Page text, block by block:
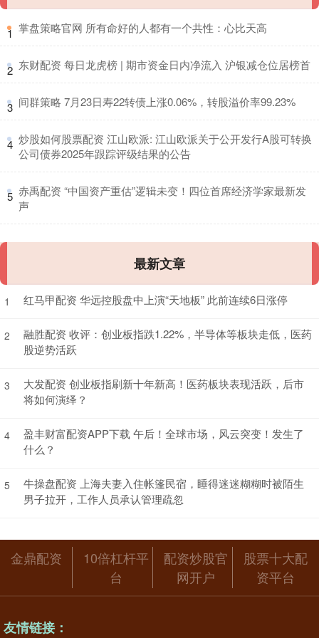
1 ​掌盘策略官网 所有命好的人都有一个共性：心比天高
2 ​东财配资 每日龙虎榜 | 期市资金日内净流入 沪银减仓位居榜首
3 ​间群策略 7月23日寿22转债上涨0.06%，转股溢价率99.23%
4 ​炒股如何股票配资 江山欧派: 江山欧派关于公开发行A股可转换
公司债券2025年跟踪评级结果的公告
5 ​赤禹配资 “中国资产重估”逻辑未变！四位首席经济学家最新发
声
最新文章
1 红马甲配资 华远控股盘中上演“天地板” 此前连续6日涨停
2
融胜配资 收评：创业板指跌1.22%，半导体等板块走低，医药
股逆势活跃
3
大发配资 创业板指刷新十年新高！医药板块表现活跃，后市
将如何演绎？
4
盈丰财富配资APP下载 午后！全球市场，风云突变！发生了
什么？
5
牛操盘配资 上海夫妻入住帐篷民宿，睡得迷迷糊糊时被陌生
男子拉开，工作人员承认管理疏忽
金鼎配资
10倍杠杆平
台
配资炒股官
网开户
股票十大配
资平台
友情链接：